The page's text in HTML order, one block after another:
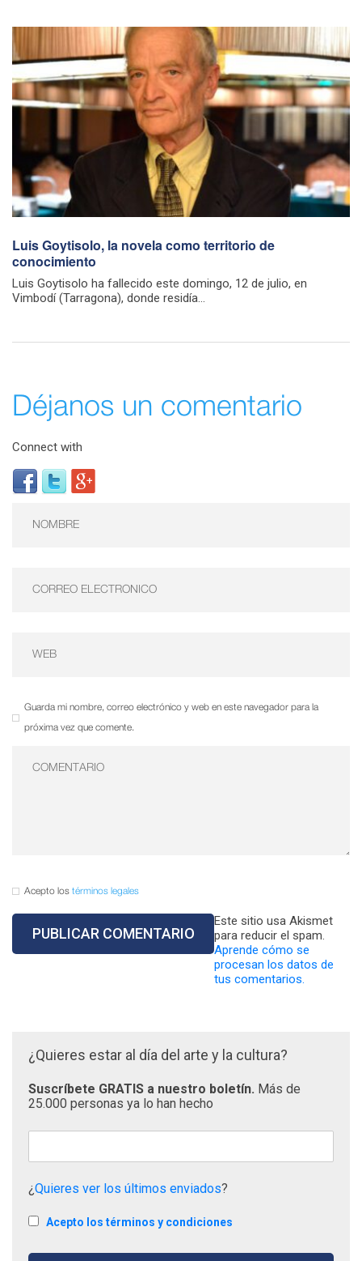
Luis Goytisolo, la novela como territorio de
conocimiento
Luis Goytisolo ha fallecido este domingo, 12 de julio, en
Vimbodí (Tarragona), donde residía...
Déjanos un comentario
Connect with
Guarda mi nombre, correo electrónico y web en este navegador para la
próxima vez que comente.
Acepto los términos legales
Este sitio usa Akismet
para reducir el spam.
Aprende cómo se
procesan los datos de
tus comentarios.
¿Quieres estar al día del arte y la cultura?
Suscríbete GRATIS a nuestro boletín. Más de
25.000 personas ya lo han hecho
¿Quieres ver los últimos enviados?
Acepto los términos y condiciones